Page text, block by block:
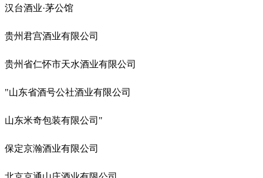
汉台酒业·茅公馆
贵州君宫酒业有限公司
贵州省仁怀市天水酒业有限公司
"山东省酒号公社酒业有限公司
山东米奇包装有限公司"
保定京瀚酒业有限公司